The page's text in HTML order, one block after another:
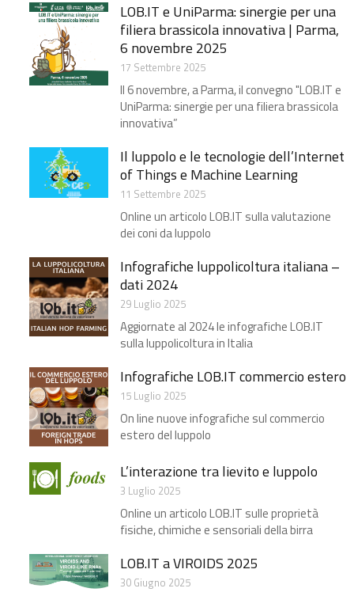
LOB.IT e UniParma: sinergie per una
filiera brassicola innovativa | Parma,
6 novembre 2025
17 Settembre 2025
Il 6 novembre, a Parma, il convegno "LOB.IT e
UniParma: sinergie per una filiera brassicola
innovativa”
Il luppolo e le tecnologie dell’Internet
of Things e Machine Learning
11 Settembre 2025
Online un articolo LOB.IT sulla valutazione
dei coni da luppolo
Infografiche luppolicoltura italiana –
dati 2024
29 Luglio 2025
Aggiornate al 2024 le infografiche LOB.IT
sulla luppolicoltura in Italia
Infografiche LOB.IT commercio estero
15 Luglio 2025
On line nuove infografiche sul commercio
estero del luppolo
L’interazione tra lievito e luppolo
3 Luglio 2025
Online un articolo LOB.IT sulle proprietà
fisiche, chimiche e sensoriali della birra
LOB.IT a VIROIDS 2025
30 Giugno 2025